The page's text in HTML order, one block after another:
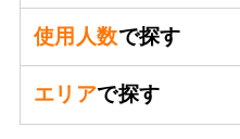
使用人数で探す
エリアで探す